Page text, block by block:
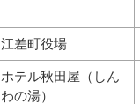
江差町役場
ホテル秋田屋（しん
わの湯）